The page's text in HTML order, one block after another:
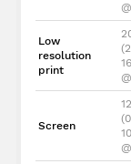
Low
resolution
print
Screen